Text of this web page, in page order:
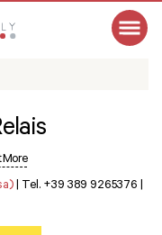
More
| Tel. +39 389 9265376 |